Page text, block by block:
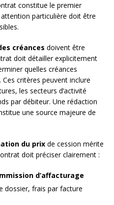
constitue le premier
particulière doit être
créances doivent être
doit détailler explicitement
quelles créances
critères peuvent inclure
les secteurs d’activité
par débiteur. Une rédaction
une source majeure de
du prix de cession mérite
doit préciser clairement :
d’affacturage
dossier, frais par facture